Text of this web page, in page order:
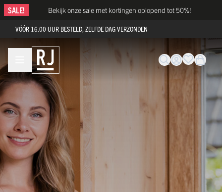
Ga naar de inhoud
SALE! Bekijk onze sale met kortingen oplopend tot 50%!
VÓÓR 16.00 UUR BESTELD, ZELFDE DAG VERZONDEN